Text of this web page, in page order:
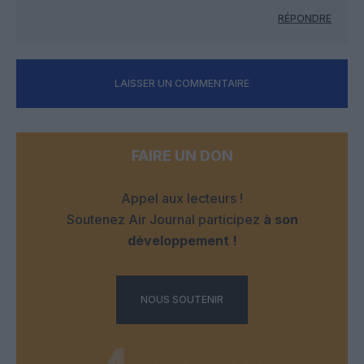
RÉPONDRE
LAISSER UN COMMENTAIRE
FAIRE UN DON
Appel aux lecteurs !
Soutenez Air Journal participez à son
développement !
NOUS SOUTENIR